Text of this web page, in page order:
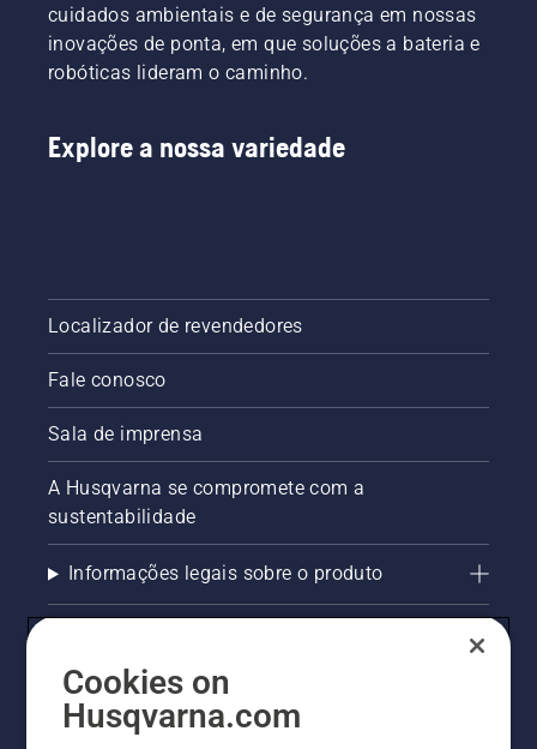
cuidados ambientais e de segurança em nossas
inovações de ponta, em que soluções a bateria e
robóticas lideram o caminho.
Explore a nossa variedade
Localizador de revendedores
Fale conosco
Sala de imprensa
A Husqvarna se compromete com a
sustentabilidade
Informações legais sobre o produto
Outros sites Husqvarna
Cookies on
Husqvarna.com